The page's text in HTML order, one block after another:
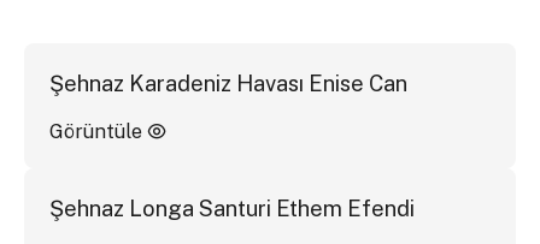
Şehnaz Karadeniz Havası Enise Can
Görüntüle
Şehnaz Longa Santuri Ethem Efendi